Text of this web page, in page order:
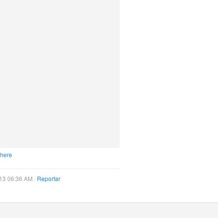
06:36 AM · Reportar